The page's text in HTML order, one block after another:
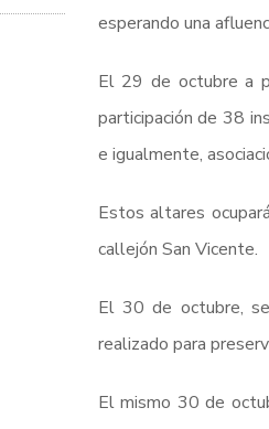
esperando una
El 29 de octubre a
participación de 38
e igualmente,
Estos altares
callejón San Vicente.
El 30 de octubre,
realizado para
El mismo 30 de